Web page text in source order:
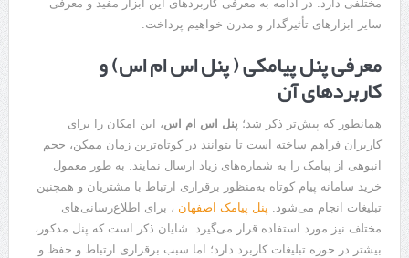
مختلفی دارد. در ادامه به معرفی کاربردهای این ابزار مفید و معرفی
سایر ابزارهای تأثیرگذار و مدرن خواهیم پرداخت.
معرفی پنل پیامکی ( پنل اس ام اس) و
کاربردهای آن
همانطور که پیش‌تر ذکر شد؛ پنل اس ام اس، این امکان را برای
کاربران فراهم ساخته است تا بتوانند در کوتاه‌ترین زمان ممکن، حجم
انبوهی از پیامک را به شماره‌های زیاد ارسال نمایند. به طور معمول
خرید سامانه پیام کوتاه به‌منظور برقراری ارتباط با مشتریان و همچنین
تبلیغات انجام می‌شود. پنل پیامک اصفهان ، برای اطلاع‌رسانی‌های
مختلف نیز مورد استفاده قرار می‌گیرد. شایان ذکر است که پنل مذکور،
بیشتر در حوزه تبلیغات کاربرد دارد؛ اما سبب برقراری ارتباط و حفظ و